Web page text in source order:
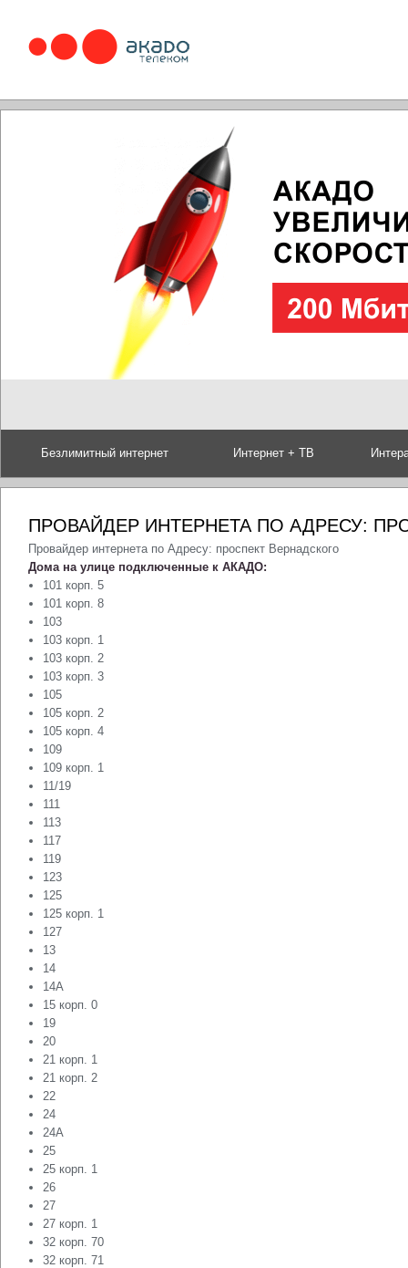
Безлимитный интернет Интернет + ТВ
ПРОВАЙДЕР ИНТЕРНЕТА ПО АДРЕСУ:
Провайдер интернета по Адресу: проспект Вернадского
Дома на улице подключенные к АКАДО:
101 корп. 5
101 корп. 8
103
103 корп. 1
103 корп. 2
103 корп. 3
105
105 корп. 2
105 корп. 4
109
109 корп. 1
11/19
111
113
117
119
123
125
125 корп. 1
127
13
14
14А
15 корп. 0
19
20
21 корп. 1
21 корп. 2
22
24
24А
25
25 корп. 1
26
27
27 корп. 1
32 корп. 70
32 корп. 71